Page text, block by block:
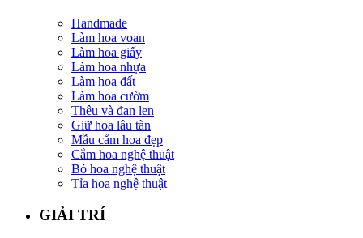
Handmade
Làm hoa voan
Làm hoa giấy
Làm hoa nhựa
Làm hoa đất
Làm hoa cườm
Thêu và đan len
Giữ hoa lâu tàn
Mẫu cắm hoa đẹp
Cắm hoa nghệ thuật
Bó hoa nghệ thuật
Tỉa hoa nghệ thuật
GIẢI TRÍ